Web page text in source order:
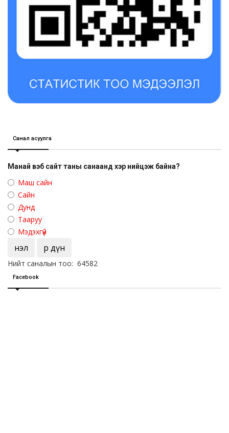
Санал асуулга
Манай вэб сайт таны санаанд хэр нийцэж байна?
Маш сайн
Сайн
Дунд
Тааруу
Мэдэхгүй
Үнэл Үр дүн
Нийт саналын тоо: 64582
Facebook